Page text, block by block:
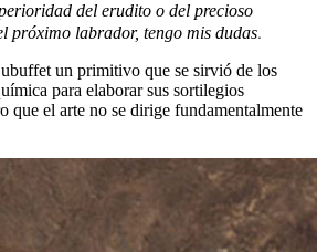
del erudito o del precioso
próximo labrador, tengo mis dudas.
un primitivo que se sirvió de los
para elaborar sus sortilegios
que el arte no se dirige fundamentalmente